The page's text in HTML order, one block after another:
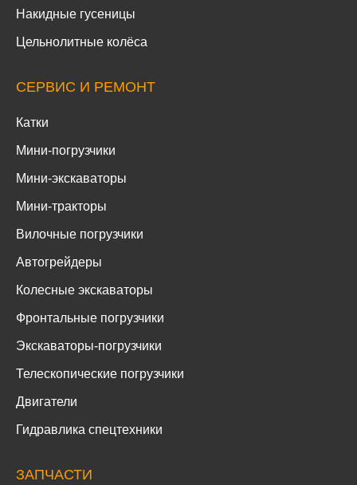
Накидные гусеницы
Цельнолитные колёса
СЕРВИС И РЕМОНТ
Катки
Мини-погрузчики
Мини-экскаваторы
Мини-тракторы
Вилочные погрузчики
Автогрейдеры
Колесные экскаваторы
Фронтальные погрузчики
Экскаваторы-погрузчики
Телескопические погрузчики
Двигатели
Гидравлика спецтехники
ЗАПЧАСТИ